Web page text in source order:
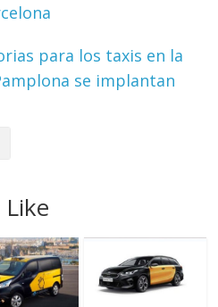
para los taxis en la
se implantan